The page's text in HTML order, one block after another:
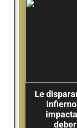
Le